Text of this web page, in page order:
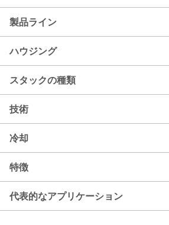
製品ライン
ハウジング
スタックの種類
技術
冷却
特徴
代表的なアプリケーション